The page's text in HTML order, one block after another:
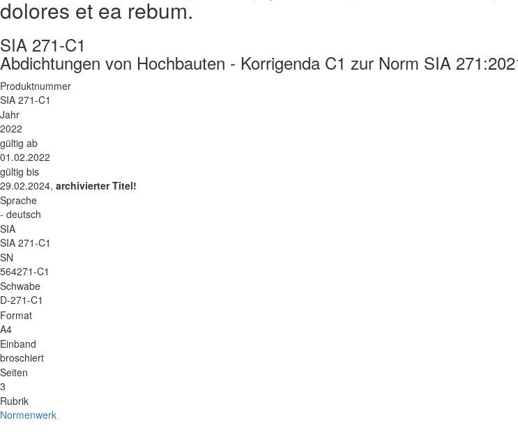
dolores et ea rebum.
SIA 271-C1
Abdichtungen von Hochbauten - Korrigenda C1 zur Norm SIA
Produktnummer
SIA 271-C1
Jahr
2022
gültig ab
01.02.2022
gültig bis
29.02.2024, archivierter Titel!
Sprache
- deutsch
SIA
SIA 271-C1
SN
564271-C1
Schwabe
D-271-C1
Format
A4
Einband
broschiert
Seiten
3
Rubrik
Normenwerk